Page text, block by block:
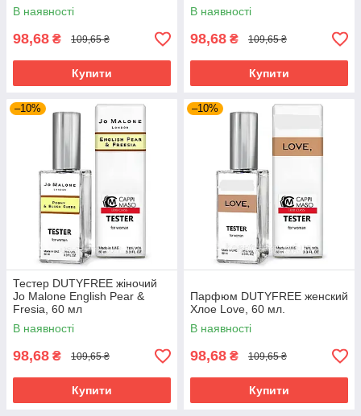
В наявності
98,68 ₴ 109,65 ₴
Купити
В наявності
98,68 ₴ 109,65 ₴
Купити
–10%
Тестер DUTYFREE жіночий
Jo Malone English Pear &
Fresia, 60 мл
В наявності
98,68 ₴ 109,65 ₴
Купити
–10%
Парфюм DUTYFREE женский
Хлое Love, 60 мл.
В наявності
98,68 ₴ 109,65 ₴
Купити